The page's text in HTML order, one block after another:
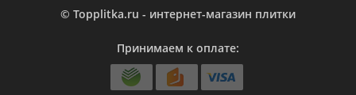
© Topplitka.ru - интернет-магазин плитки
Принимаем к оплате: